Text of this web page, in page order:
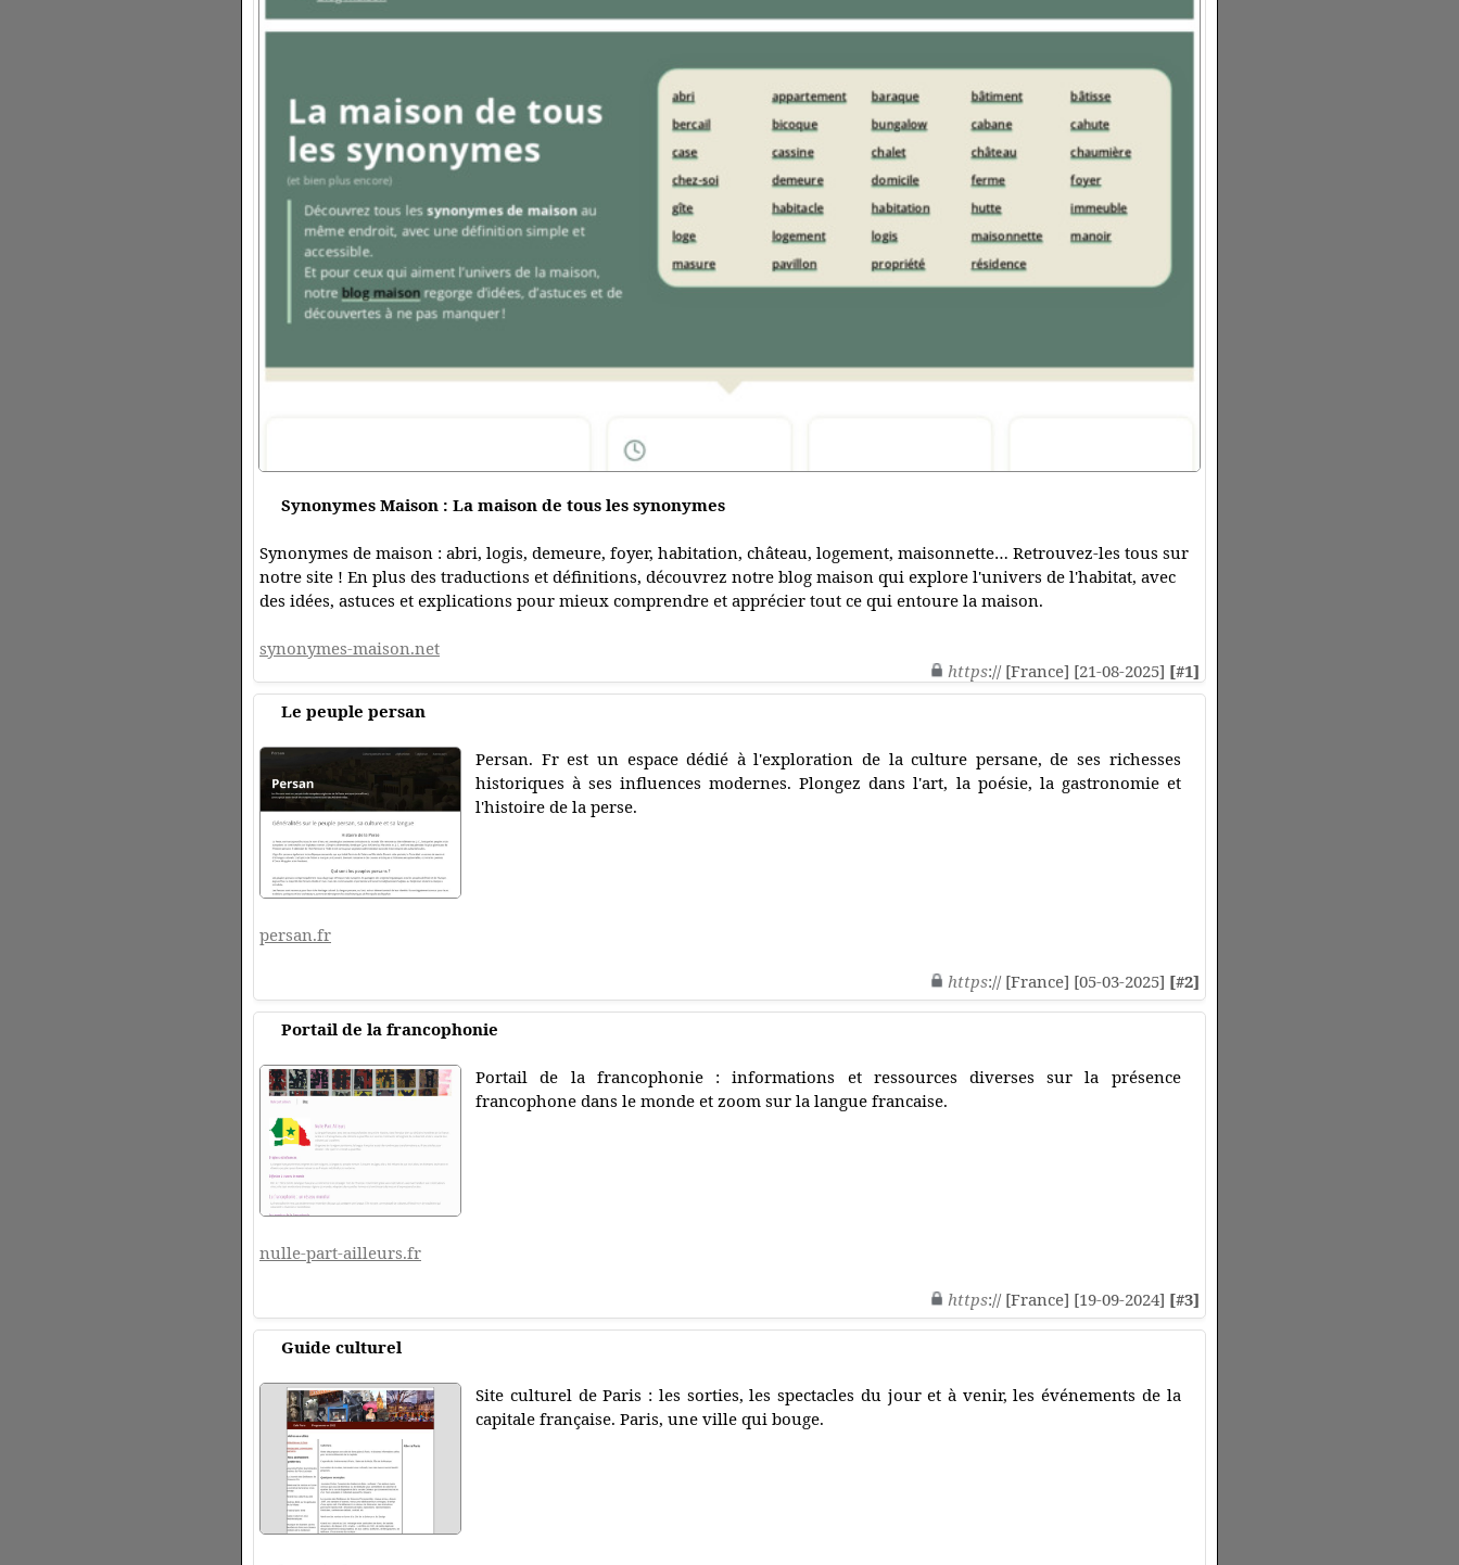
Synonymes Maison : La maison de tous les synonymes
Synonymes de maison : abri, logis, demeure, foyer, habitation, château, logement, maisonnette… Retrouvez-les tous sur
notre site ! En plus des traductions et définitions, découvrez notre blog maison qui explore l'univers de l'habitat, avec
des idées, astuces et explications pour mieux comprendre et apprécier tout ce qui entoure la maison.
synonymes-maison.net
https:// [France] [21-08-2025] [#1]
Le peuple persan
Persan. Fr est un espace dédié à l'exploration de la culture persane, de ses richesses
historiques à ses influences modernes. Plongez dans l'art, la poésie, la gastronomie et
l'histoire de la perse.
persan.fr
https:// [France] [05-03-2025] [#2]
Portail de la francophonie
Portail de la francophonie : informations et ressources diverses sur la présence
francophone dans le monde et zoom sur la langue francaise.
nulle-part-ailleurs.fr
https:// [France] [19-09-2024] [#3]
Guide culturel
Site culturel de Paris : les sorties, les spectacles du jour et à venir, les événements de la
capitale française. Paris, une ville qui bouge.